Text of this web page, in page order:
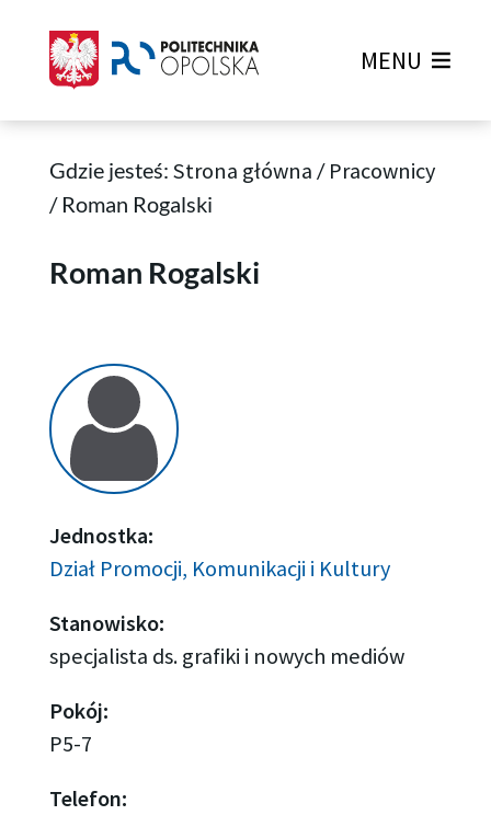
MENU
Gdzie jesteś: Strona główna / Pracownicy
/ Roman Rogalski
Roman Rogalski
Jednostka:
Dział Promocji, Komunikacji i Kultury
Stanowisko:
specjalista ds. grafiki i nowych mediów
Pokój:
P5-7
Telefon: